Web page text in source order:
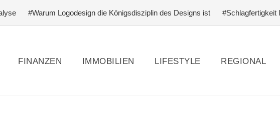
#Warum Logodesign die Königsdisziplin des Designs ist #Schlagfertigkeit lernen:
FINANZEN IMMOBILIEN LIFESTYLE REGIONAL